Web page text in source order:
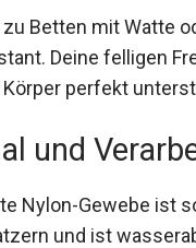
Betten mit Watte
Deine felligen
perfekt
und
Nylon-Gewebe ist
und ist